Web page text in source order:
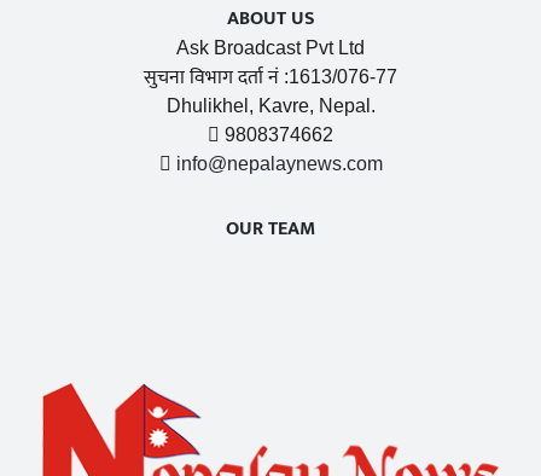
ABOUT US
Ask Broadcast Pvt Ltd
सुचना विभाग दर्ता नं :1613/076-77
Dhulikhel, Kavre, Nepal.
9808374662
info@nepalaynews.com
OUR TEAM